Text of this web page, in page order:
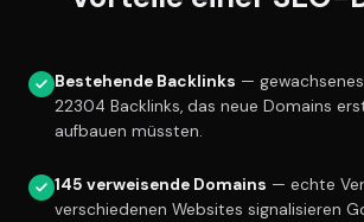
Bestehende Backlinks —
22304 Backlinks, das neue Domains
aufbauen müssten.
145 verweisende Domains — echte
verschiedenen Websites signalisieren